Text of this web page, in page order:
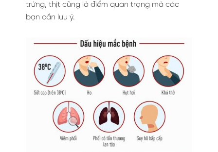
trứng, thịt cũng là điểm quan trọng mà các
bạn cần lưu ý.